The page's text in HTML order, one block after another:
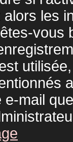
les
vous
mail